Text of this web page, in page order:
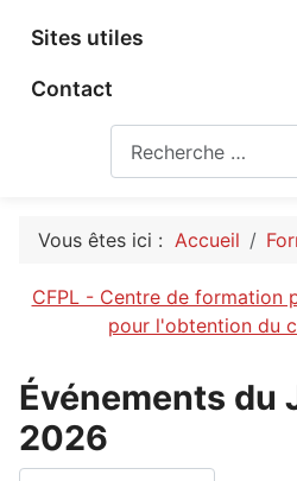
Sites utiles
Contact
Vous êtes ici : Accueil
CFPL - Centre de formation
pour l'obtention du
Événements du
2026